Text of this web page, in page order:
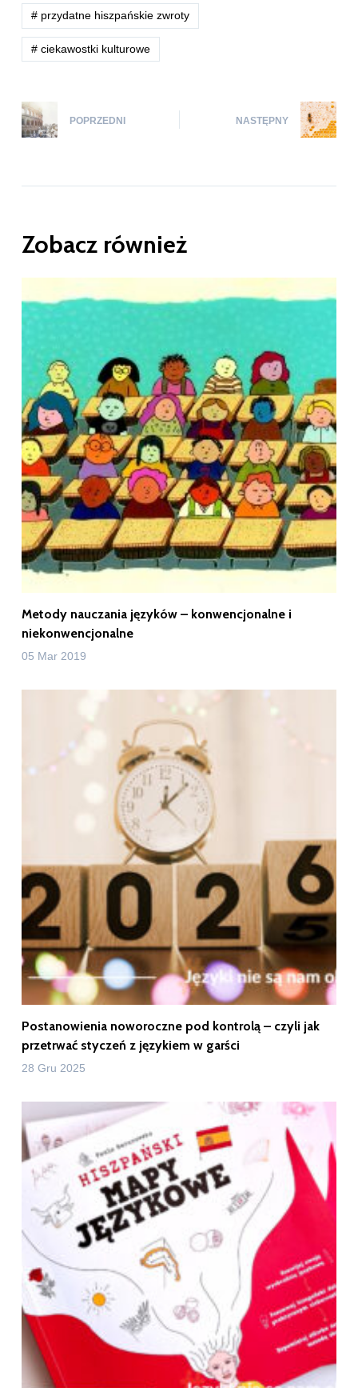
# przydatne hiszpańskie zwroty
# ciekawostki kulturowe
POPRZEDNI NASTĘPNY
Zobacz również
Metody nauczania języków – konwencjonalne i
niekonwencjonalne
05 Mar 2019
Postanowienia noworoczne pod kontrolą – czyli jak
przetrwać styczeń z językiem w garści
28 Gru 2025